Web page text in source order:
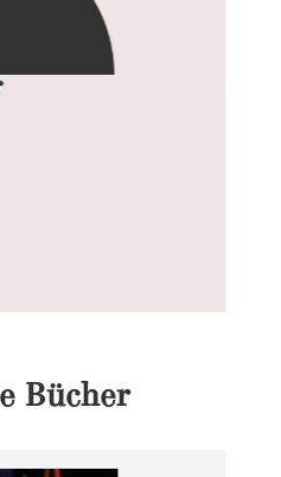
Bücher